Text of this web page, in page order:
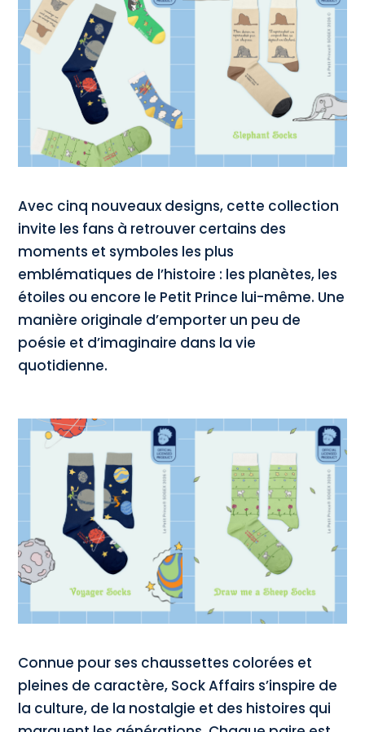
Avec cinq nouveaux designs, cette collection
invite les fans à retrouver certains des
moments et symboles les plus
emblématiques de l’histoire : les planètes, les
étoiles ou encore le Petit Prince lui-même. Une
manière originale d’emporter un peu de
poésie et d’imaginaire dans la vie
quotidienne.
Connue pour ses chaussettes colorées et
pleines de caractère, Sock Affairs s’inspire de
la culture, de la nostalgie et des histoires qui